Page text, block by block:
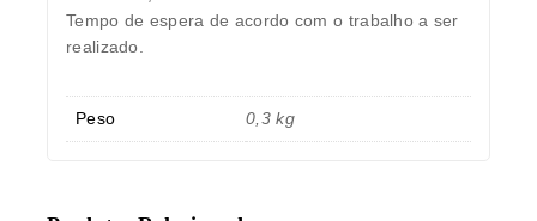
Tempo de espera de acordo com o trabalho a ser
realizado.
Peso 0,3 kg